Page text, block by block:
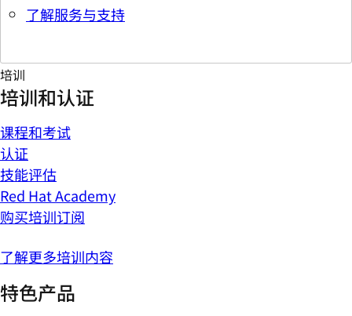
了解服务与支持
培训
培训和认证
课程和考试
认证
技能评估
Red Hat Academy
购买培训订阅
了解更多培训内容
特色产品